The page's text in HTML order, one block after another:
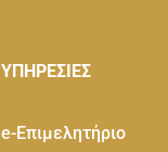
ΥΠΗΡΕΣΙΕΣ
e-Eπιμελητήριο